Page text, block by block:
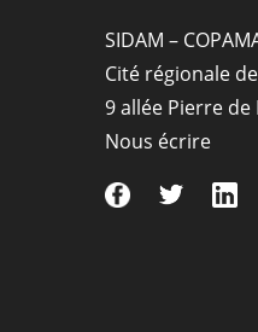
SIDAM –
Cité régionale
9 allée Pierre de
Nous écrire